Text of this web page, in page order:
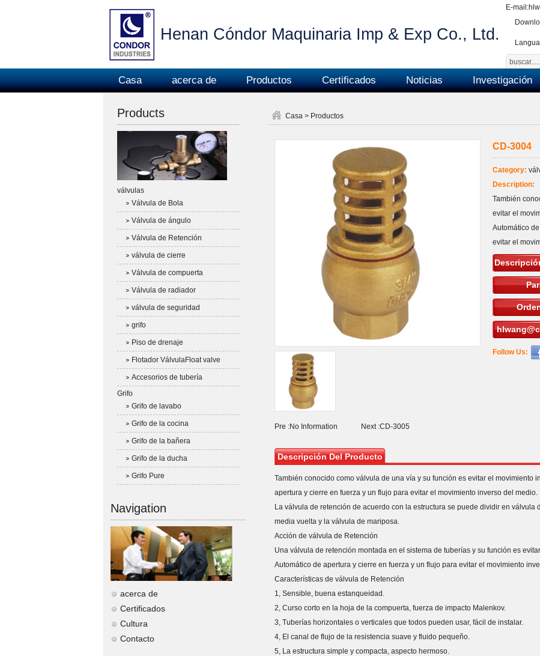
Henan Cóndor Maquinaria Imp & Exp Co., Ltd.
E-mail:
Casa acerca de Productos Certificados Noticias Investigación
Products
válvulas
Válvula de Bola
Válvula de ángulo
Válvula de Retención
válvula de cierre
Válvula de compuerta
Válvula de radiador
válvula de seguridad
grifo
Piso de drenaje
Flotador VálvulaFloat valve
Accesorios de tubería
Grifo
Grifo de lavabo
Grifo de la cocina
Grifo de la bañera
Grifo de la ducha
Grifo Pure
Navigation
acerca de
Certificados
Cultura
Contacto
Casa> Productos
Pre :No Information Next :CD-3005
CD-3004
Category:
Description:
También
evitar el
Automático
evitar el
Follow Us:
Descripción Del Producto
También conocido como válvula de una vía y su función es evitar el movimiento
apertura y cierre en fuerza y un flujo para evitar el movimiento inverso del medio.
La válvula de retención de acuerdo con la estructura se puede dividir en válvula
media vuelta y la válvula de mariposa.
Acción de válvula de Retención
Una válvula de retención montada en el sistema de tuberías y su función es
Automático de apertura y cierre en fuerza y un flujo para evitar el movimiento
Características de válvula de Retención
1, Sensible, buena estanqueidad.
2, Curso corto en la hoja de la compuerta, fuerza de impacto Malenkov.
3, Tuberías horizontales o verticales que todos pueden usar, fácil de instalar.
4, El canal de flujo de la resistencia suave y fluido pequeño.
5, La estructura simple y compacta, aspecto hermoso.